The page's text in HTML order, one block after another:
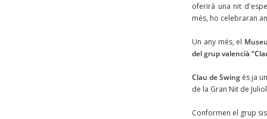
oferirà una nit
més, ho celebraran
Un any més, el
del grup valencià
Clau de Swing és ja
de la Gran Nit de
Conformen el grup